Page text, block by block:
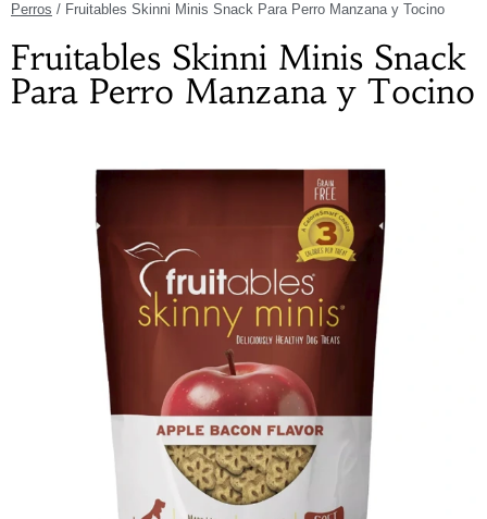
Perros / Fruitables Skinni Minis Snack Para Perro Manzana y Tocino
Fruitables Skinni Minis Snack
Para Perro Manzana y Tocino